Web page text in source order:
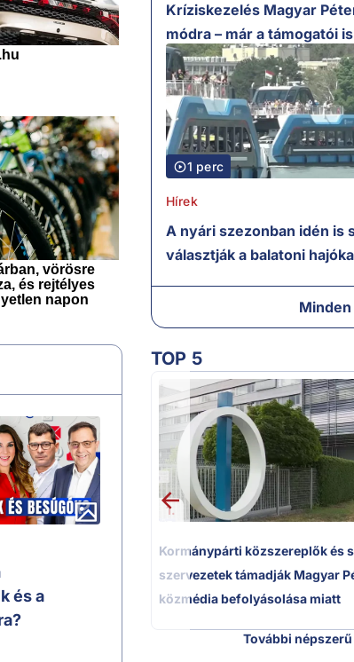
és a
Kríziskezelés Magyar
módra – már a támogatói
1 perc
Hírek
A nyári szezonban idén is
választják a balatoni
TOP 5
1.
Kormánypárti közszereplők és
szervezetek támadják Magyar
közmédia befolyásolása miatt
További